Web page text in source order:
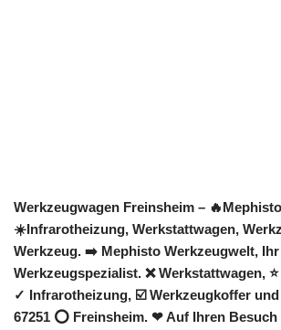
Werkzeugwagen Freinsheim –
☀️Infrarotheizung, Werkstattwagen,
Werkzeug. ➡️ Mephisto Werkzeugwelt,
Werkzeugspezialist. ❌ Werkstattwagen,
✓ Infrarotheizung, ☑️ Werkzeugkoffer
67251 ⭕ Freinsheim. ❤ Auf Ihren